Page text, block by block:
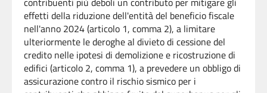
effetti della riduzione dell'entità del beneficio fiscale
nell'anno 2024 (articolo 1, comma 2), a limitare
ulteriormente le deroghe al divieto di cessione del
credito nelle ipotesi di demolizione e ricostruzione di
edifici (articolo 2, comma 1), a prevedere un obbligo di
assicurazione contro il rischio sismico per i